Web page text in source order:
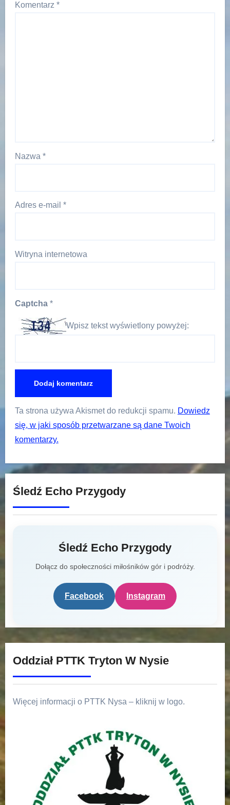
Komentarz *
Nazwa *
Adres e-mail *
Witryna internetowa
Captcha *
Wpisz tekst wyświetlony powyżej:
Ta strona używa Akismet do redukcji spamu. Dowiedz
się, w jaki sposób przetwarzane są dane Twoich
komentarzy.
Śledź Echo Przygody
Śledź Echo Przygody
Dołącz do społeczności miłośników gór i podróży.
Facebook Instagram
Oddział PTTK Tryton W Nysie
Więcej informacji o PTTK Nysa – kliknij w logo.